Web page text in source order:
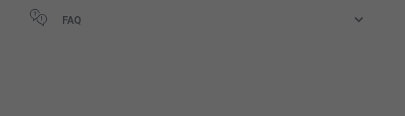
Alle priser inklusive moms og uden forsendelsesomkostninger
FAQ